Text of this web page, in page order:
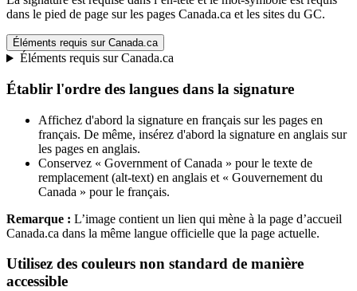
dans le pied de page sur les pages Canada.ca et les sites du GC.
Établir l'ordre des langues dans la signature
Affichez d'abord la signature en français sur les pages en
français. De même, insérez d'abord la signature en anglais sur
les pages en anglais.
Conservez « Government of Canada » pour le texte de
remplacement (alt-text) en anglais et « Gouvernement du
Canada » pour le français.
Remarque : L’image contient un lien qui mène à la page d’accueil
Canada.ca dans la même langue officielle que la page actuelle.
Utilisez des couleurs non standard de manière
accessible